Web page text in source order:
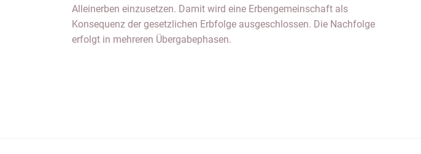
Alleinerben einzusetzen. Damit wird eine Erbengemeinschaft als
Konsequenz der gesetzlichen Erbfolge ausgeschlossen. Die Nachfolge
erfolgt in mehreren Übergabephasen.